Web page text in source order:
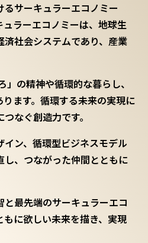
サーキュラーエコノミー
ュラーエコノミーは、地球生
社会システムであり、産業
の精神や循環的な暮らし、
ます。循環する未来の実現に
なぐ創造力です。
ン、循環型ビジネスモデル
、つながった仲間とともに
最先端のサーキュラーエコ
に欲しい未来を描き、実現